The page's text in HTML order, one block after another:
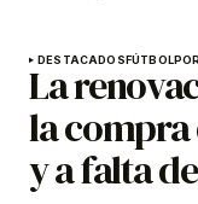
DESTACADOSFÚTBOL
La
la compra
y a falta